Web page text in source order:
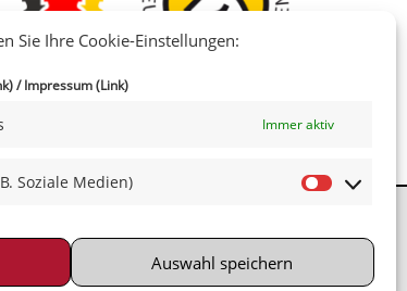
Sie Ihre Cookie-Einstellungen:
/Impressum (Link)
Immer aktiv
Soziale Medien)
Auswahl speichern